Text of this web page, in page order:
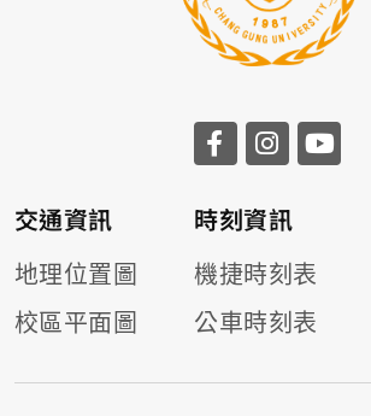
交通資訊
地理位置圖
校區平面圖
時刻資訊
機捷時刻表
公車時刻表